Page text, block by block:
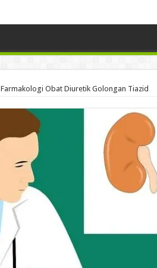
Farmakologi Obat Diuretik Golongan Tiazid